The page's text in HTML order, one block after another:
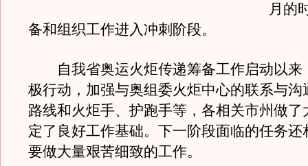
月的
备和组织工作进入冲刺阶段。
自我省奥运火炬传递筹备工作启动以来
极行动，加强与奥组委火炬中心的联系与沟
路线和火炬手、护跑手等，各相关市州做了
定了良好工作基础。下一阶段面临的任务还
要做大量艰苦细致的工作。